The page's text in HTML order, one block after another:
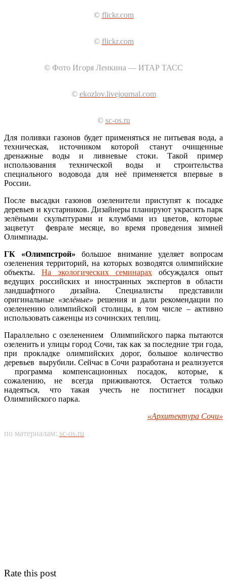
© flickr.com
© flickr.com
© Фото Игоря Ленкина — ИТАР ТАСС
© ekozlov.livejournal.com
© sc-os.ru
Для поливки газонов будет применяться не питьевая вода, а
техническая, источником которой станут очищенные
дренажные воды и ливневые стоки. Такой пример
использования технической воды и строительства
специального водовода для неё применяется впервые в
России.
После высадки газонов озеленители приступят к посадке
деревьев и кустарников. Дизайнеры планируют украсить парк
зелёными скульптурами и клумбами из цветов, которые
зацветут феврале месяце, во время проведения зимней
Олимпиады.
ГК «Олимпстрой» большое внимание уделяет вопросам
озеленения территорий, на которых возводятся олимпийские
объекты. На экологических семинарах обсуждался опыт
ведущих российских и иностранных экспертов в области
ландшафтного дизайна. Специалисты представили
оригинальные «зелёные» решения и дали рекомендации по
озеленению олимпийской столицы, в том числе – активно
использовать саженцы из сочинских теплиц.
Параллельно с озеленением Олимпийского парка пытаются
озеленить и улицы город Сочи, так как за последние три года,
при прокладке олимпийских дорог, большое количество
деревьев вырубили. Сейчас в Сочи разработана и реализуется
программа компенсационных посадок, которые, к
сожалению, не всегда приживаются. Остается только
надеяться, что такая учесть не постигнет посадки
Олимпийского парка.
«Архитектура Сочи»
по материалам: sc-os.ru
Rate this post